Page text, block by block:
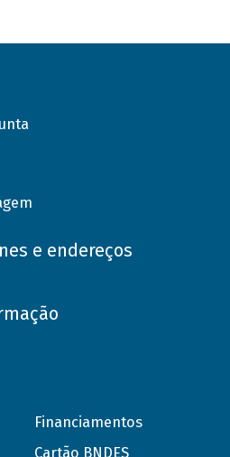
e endereços
Financiamentos
Cartão BNDES